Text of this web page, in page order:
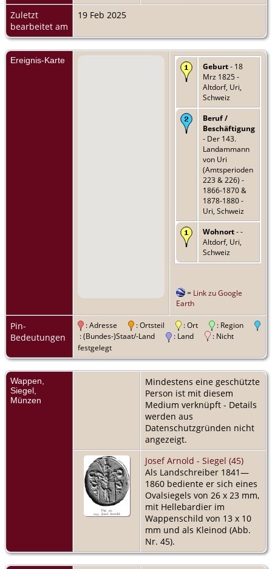
Zuletzt
bearbeitet am
19 Feb 2025
Ereignis-Karte
Geburt- 18
Mrz 1825 -
Altdorf, Uri,
Schweiz
Beruf /
Beschäftigung
- Der 143.
Landammann
von Uri
(Amtsperioden
223 & 226) -
1866-1870 &
1878-1880 -
Uri, Schweiz
Wohnort- -
Altdorf, Uri,
Schweiz
= Link zu Google
Earth
Pin-
Bedeutungen
: Adresse : Ortsteil : Ort
: Region
: (Bundes-)Staat/-Land
: Land
: Nicht
festgelegt
Wappen,
Siegel,
Münzen
Mindestens eine geschützte
Person ist mit diesem
Medium verknüpft - Details
werden aus
Datenschutzgründen nicht
angezeigt.
Josef Arnold - Siegel (45)
Als Landschreiber 1841—
1860 bediente er sich eines
Ovalsiegels von 26 x 23 mm,
mit Hellebardier im
Wappenschild von 13 x 10
mm und als Kleinod (Abb.
Nr. 45).